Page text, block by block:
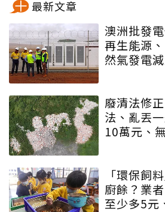
最新文章
澳洲批發
再生能源
然氣發電
廢清法修
法、亂丟
10萬元、
「環保飼
廚餘？業
至少多5元